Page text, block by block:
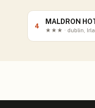
4
MALDRON
★★★ · dublin,